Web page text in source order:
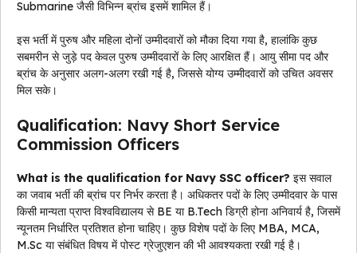
Submarine जैसी विभिन्न ब्रांच इसमें शामिल हैं।
इस भर्ती में पुरुष और महिला दोनों उम्मीदवारों को मौका दिया गया है, हालांकि कुछ
सबमरीन से जुड़े पद केवल पुरुष उम्मीदवारों के लिए आरक्षित हैं। आयु सीमा पद और
ब्रांच के अनुसार अलग-अलग रखी गई है, जिससे योग्य उम्मीदवारों को उचित अवसर
मिल सके।
Qualification: Navy Short Service
Commission Officers
What is the qualification for Navy SSC officer? इस सवाल
का जवाब भर्ती की ब्रांच पर निर्भर करता है। अधिकतर पदों के लिए उम्मीदवार के पास
किसी मान्यता प्राप्त विश्वविद्यालय से BE या B.Tech डिग्री होना अनिवार्य है, जिसमें
न्यूनतम निर्धारित प्रतिशत होना चाहिए। कुछ विशेष पदों के लिए MBA, MCA,
M.Sc या संबंधित विषय में पोस्ट ग्रेजुएशन की भी आवश्यकता रखी गई है।